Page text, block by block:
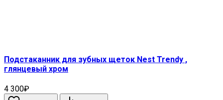
Подстаканник для зубных щеток Nest Trendy ,
глянцевый хром
4 300₽